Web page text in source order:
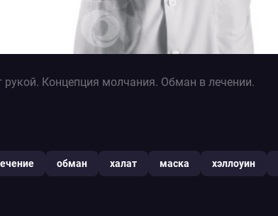
Концепция молчания. Обман в лечении.
обман халат маска хэллоуин